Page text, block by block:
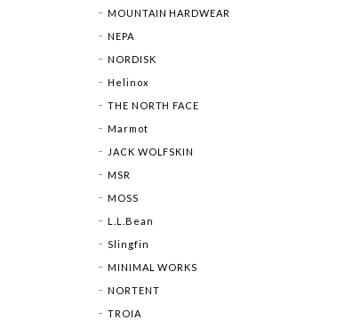
MOUNTAIN HARDWEAR
NEPA
NORDISK
Helinox
THE NORTH FACE
Marmot
JACK WOLFSKIN
MSR
MOSS
L.L.Bean
Slingfin
MINIMAL WORKS
NORTENT
TROIA